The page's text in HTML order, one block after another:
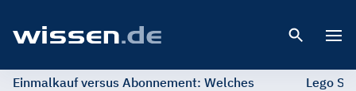
Einmalkauf versus Abonnement: Welches
Lego